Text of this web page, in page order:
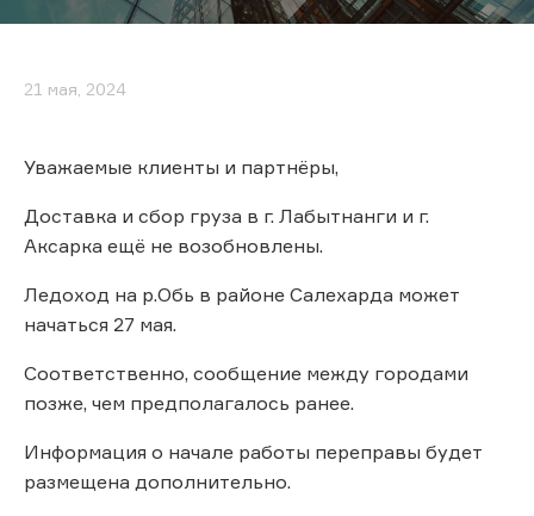
21 мая, 2024
Уважаемые клиенты и партнёры,
Доставка и сбор груза в г. Лабытнанги и г.
Аксарка ещё не возобновлены.
Ледоход на р.Обь в районе Салехарда может
начаться 27 мая.
Соответственно, сообщение между городами
позже, чем предполагалось ранее.
Информация о начале работы переправы будет
размещена дополнительно.